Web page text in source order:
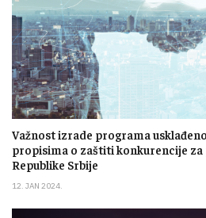
Važnost izrade programa
propisima o zaštiti konkurencije
Republike Srbije
12. JAN 2024.